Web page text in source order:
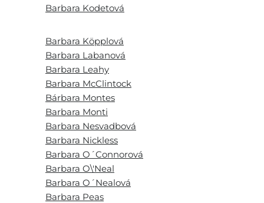
Barbara Kodetová
Barbara Köpplová
Barbara Labanová
Barbara Leahy
Barbara McClintock
Bárbara Montes
Barbara Monti
Barbara Nesvadbová
Barbara Nickless
Barbara O´Connorová
Barbara O\'Neal
Barbara O´Nealová
Barbara Peas